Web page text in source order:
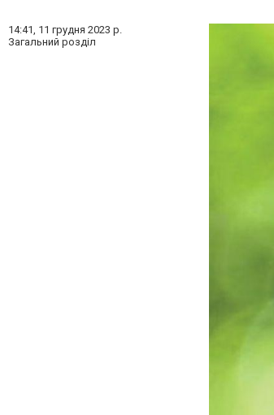
14:41, 11 грудня 2023 р.
Загальний розділ